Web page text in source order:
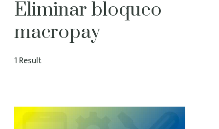
más!
Eliminar bloqueo
macropay
1 Result